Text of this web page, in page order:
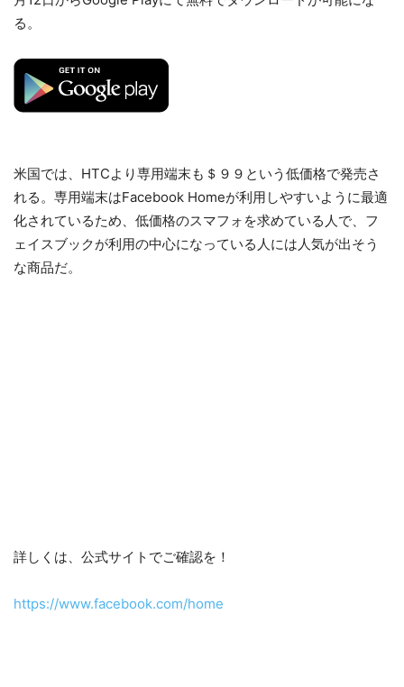
る。
米国では、HTCより専用端末も＄９９という低価格で発売さ
れる。専用端末はFacebook Homeが利用しやすいように最適
化されているため、低価格のスマフォを求めている人で、フ
ェイスブックが利用の中心になっている人には人気が出そう
な商品だ。
詳しくは、公式サイトでご確認を！
https://www.facebook.com/home